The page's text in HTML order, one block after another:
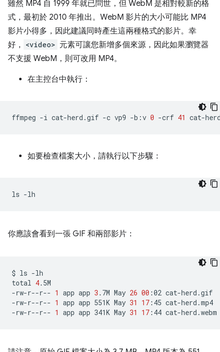
雖然 MP4 自 1999 年就已問世，但 WebM 是相對較新的格
式，最初於 2010 年推出。WebM 影片的大小可能比 MP4
影片小得多，因此建議同時產生這兩種格式的影片。幸
好，
<video> 元素可讓您新增多個來源，因此如果瀏覽器
不支援 WebM，則可改用 MP4。
在主控台中執行：
ffmpeg -i cat-herd.gif -c vp9 -b:v 0 -crf 41
如要檢查檔案大小，請執行以下步驟：
ls
你應該會看到一張 GIF 和兩部影片：
$ ls -lh
total 4.5M
-rw-r--r-- 1 app app 3 .7M May 26 00 :02 cat-herd.gif
-rw-r--r-- 1 app app 551K May 31 17 :45 cat-herd.mp4
-rw-r--r-- 1 app app 341K May 31 17 :44